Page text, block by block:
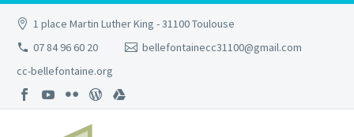
1 place Martin Luther King - 31100 Toulouse
07 84 96 60 20
bellefontainecc31100@gmail.com
cc-bellefontaine.org